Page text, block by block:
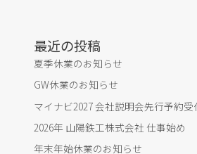
最近の投稿
夏季休業のお知らせ
GW休業のお知らせ
マイナビ2027 会社説明会先行予約受
2026年 山陽鉄工株式会社 仕事始め
年末年始休業のお知らせ